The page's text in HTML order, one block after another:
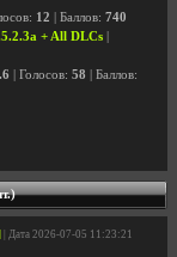
12 | Баллов: 740
+ All DLCs
| Голосов: 58 | Баллов:
| Дата 2026-07-05 11:23:21